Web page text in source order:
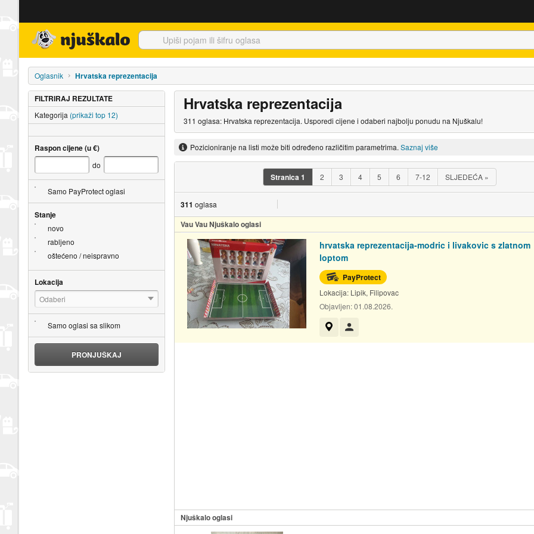
Oglasnik Hrvatska reprezentacija
Hrvatska reprezentacija
311 oglasa: Hrvatska reprezentacija. Usporedi cijene i odaberi najbolju ponudu na Njuškalu!
Pozicioniranje na listi može biti određeno različitim parametrima. Saznaj više
Stranica1 2 3 4 5 6 7-12 SLJEDEĆA »
311 oglasa
Vau Vau Njuškalo oglasi
hrvatska reprezentacija-modric i livakovic s zlatnom
loptom
PayProtect
Lokacija: Lipik, Filipovac
Objavljen:01.08.2026.
Njuškalo oglasi
FILTRIRAJ REZULTATE
Kategorija (prikaži top 12)
Raspon cijene (u €)
do
Samo PayProtect oglasi
Stanje
novo
rabljeno
oštećeno / neispravno
Lokacija
Odaberi
Samo oglasi sa slikom
PRONJUŠKAJ